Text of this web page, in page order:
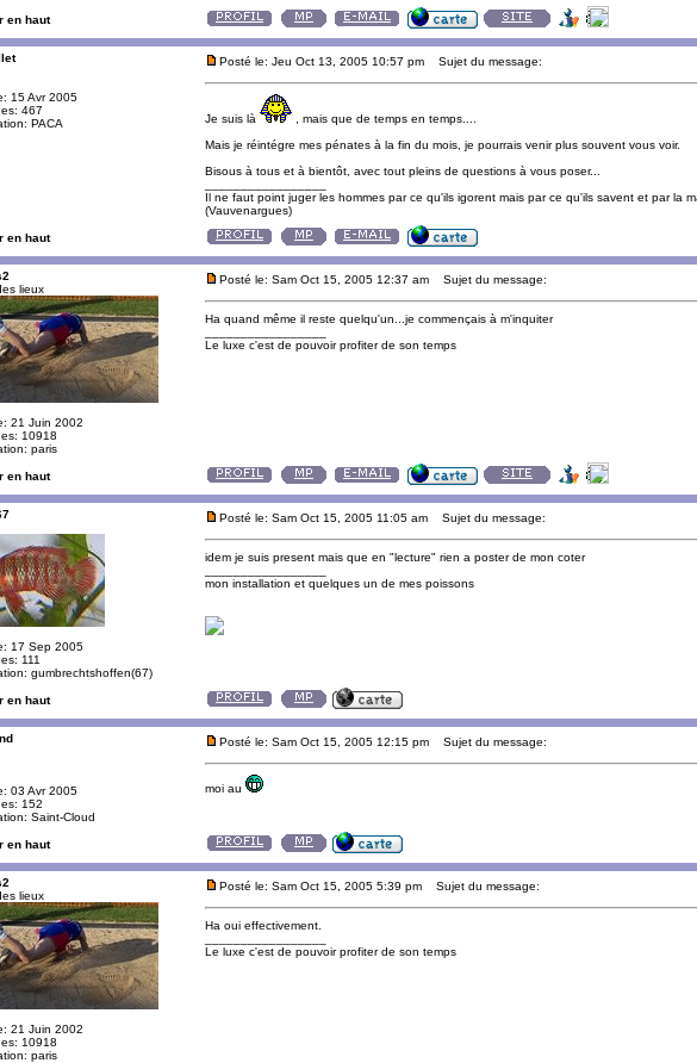
en haut
15 Avr 2005
467
PACA
Posté le: Jeu Oct 13, 2005 10:57 pm Sujet du message:
Je suis là
, mais que de temps en temps....
Mais je réintégre mes pénates à la fin du mois, je pourrais venir plus souvent vous voir.
Bisous à tous et à bientôt, avec tout pleins de questions à vous poser...
Il ne faut point juger les hommes par ce qu'ils igorent mais par ce qu'ils savent et par la
(Vauvenargues)
en haut
lieux
21 Juin 2002
10918
paris
Posté le: Sam Oct 15, 2005 12:37 am Sujet du message:
Ha quand même il reste quelqu'un...je commençais à m'inquiter
Le luxe c'est de pouvoir profiter de son temps
en haut
17 Sep 2005
111
gumbrechtshoffen(67)
Posté le: Sam Oct 15, 2005 11:05 am Sujet du message:
idem je suis present mais que en "lecture" rien a poster de mon coter
mon installation et quelques un de mes poissons
en haut
03 Avr 2005
152
Saint-Cloud
Posté le: Sam Oct 15, 2005 12:15 pm Sujet du message:
moi au
en haut
lieux
21 Juin 2002
10918
paris
Posté le: Sam Oct 15, 2005 5:39 pm Sujet du message:
Ha oui effectivement.
Le luxe c'est de pouvoir profiter de son temps